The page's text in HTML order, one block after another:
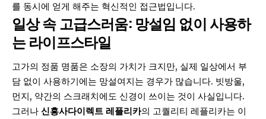
를 동시에 얻게 해주는 혁신적인 접근법입니다.
일상 속 고급스러움: 망설임 없이 사용하
는 라이프스타일
고가의 정품 명품은 소장의 가치가 크지만, 실제 일상에서 부
담 없이 사용하기에는 망설여지는 경우가 많습니다. 빗방울,
먼지, 약간의 스크래치에도 신경이 쓰이는 것이 사실입니다.
그러나 신흥사다이렉트 레플리카의 고퀄리티 레플리카는 이